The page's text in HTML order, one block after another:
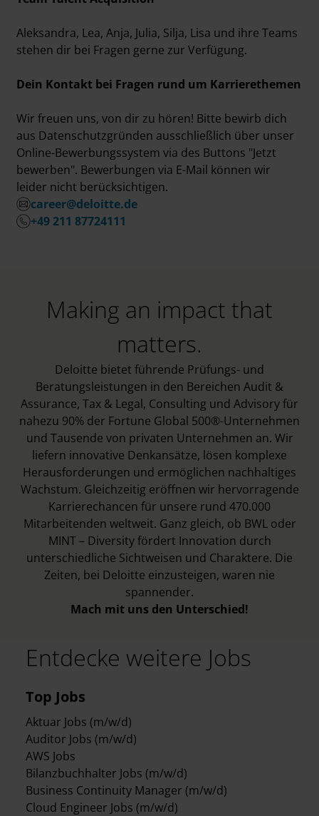
Aleksandra, Lea, Anja, Julia, Silja, Lisa und ihre Teams
stehen dir bei Fragen gerne zur Verfügung.
Dein Kontakt bei Fragen rund um Karrierethemen
Wir freuen uns, von dir zu hören! Bitte bewirb dich
aus Datenschutzgründen ausschließlich über unser
Online-Bewerbungssystem via des Buttons "Jetzt
bewerben". Bewerbungen via E-Mail können wir
leider nicht berücksichtigen.
career@deloitte.de
+49 211 87724111
Making an impact that
matters.
Deloitte bietet führende Prüfungs- und
Beratungsleistungen in den Bereichen Audit &
Assurance, Tax & Legal, Consulting und Advisory für
nahezu 90% der Fortune Global 500®-Unternehmen
und Tausende von privaten Unternehmen an. Wir
liefern innovative Denkansätze, lösen komplexe
Herausforderungen und ermöglichen nachhaltiges
Wachstum. Gleichzeitig eröffnen wir hervorragende
Karrierechancen für unsere rund 470.000
Mitarbeitenden weltweit. Ganz gleich, ob BWL oder
MINT – Diversity fördert Innovation durch
unterschiedliche Sichtweisen und Charaktere. Die
Zeiten, bei Deloitte einzusteigen, waren nie
spannender.
Mach mit uns den Unterschied!
Entdecke weitere Jobs
Top Jobs
Aktuar Jobs (m/w/d)
Auditor Jobs (m/w/d)
AWS Jobs
Bilanzbuchhalter Jobs (m/w/d)
Business Continuity Manager (m/w/d)
Cloud Engineer Jobs (m/w/d)